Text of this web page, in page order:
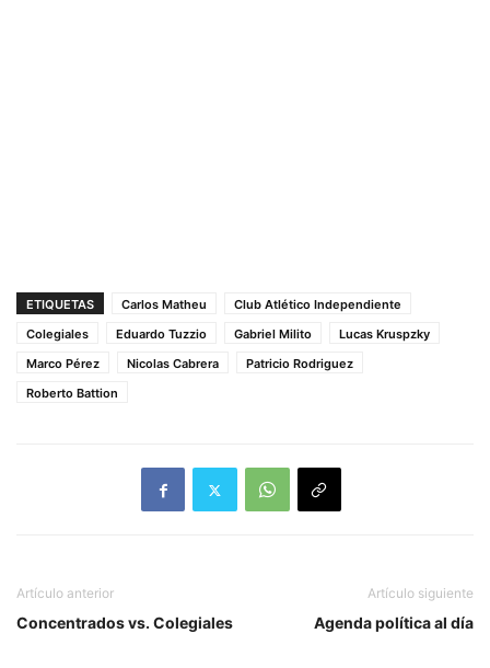
ETIQUETAS Carlos Matheu
Club Atlético Independiente
Colegiales
Eduardo Tuzzio Gabriel Milito
Lucas Kruspzky
Marco Pérez
Nicolas Cabrera
Patricio Rodriguez
Roberto Battion
Artículo anterior
Concentrados vs. Colegiales
Artículo siguiente
Agenda política al día